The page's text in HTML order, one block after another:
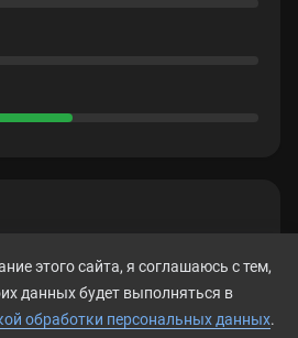
этого сайта, я соглашаюсь с тем,
данных будет выполняться в
обработки персональных данных.